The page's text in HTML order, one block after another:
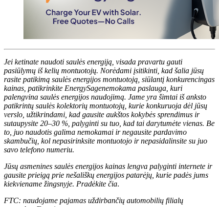
Jei ketinate naudoti saulės energiją, visada pravartu gauti
pasiūlymų iš kelių montuotojų. Norėdami įsitikinti, kad šalia jūsų
rasite patikimą saulės energijos montuotoją, siūlantį konkurencingas
kainas, patikrinkite EnergySagenemokama paslauga, kuri
palengvina saulės energijos naudojimą. Jame yra šimtai iš anksto
patikrintų saulės kolektorių montuotojų, kurie konkuruoja dėl jūsų
verslo, užtikrindami, kad gausite aukštos kokybės sprendimus ir
sutaupysite 20–30 %, palyginti su tuo, kad tai darytumėte vienas. Be
to, juo naudotis galima nemokamai ir negausite pardavimo
skambučių, kol nepasirinksite montuotojo ir nepasidalinsite su juo
savo telefono numeriu.
Jūsų asmenines saulės energijos kainas lengva palyginti internete ir
gausite prieigą prie nešališkų energijos patarėjų, kurie padės jums
kiekviename žingsnyje. Pradėkite čia.
FTC: naudojame pajamas uždirbančių automobilių filialų